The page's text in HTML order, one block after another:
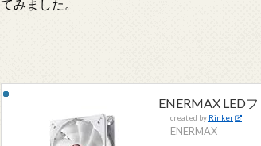
てみました。
ENERMAX LED
created by Rinker
ENERMAX